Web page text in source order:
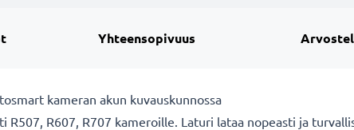
Yhteensopivuus
kameran akun kuvauskunnossa
R507, R607, R707 kameroille. Laturi lataa nopeasti ja